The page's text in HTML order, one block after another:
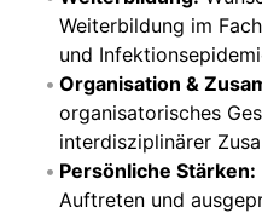
Weiterbildung im
und
Organisation &
organisatorisches
interdisziplinärer
Persönliche Stärken:
Auftreten und